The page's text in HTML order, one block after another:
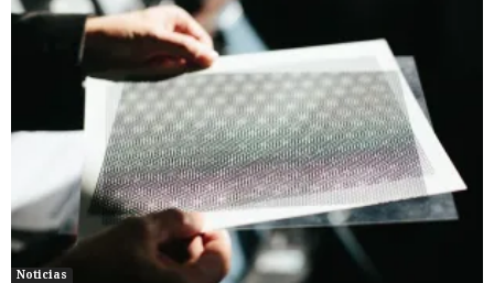
Noticias